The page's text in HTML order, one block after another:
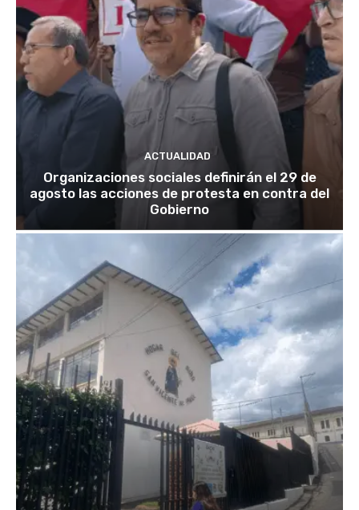
ACTUALIDAD
Organizaciones sociales definirán el 29 de
agosto las acciones de protesta en contra del
Gobierno